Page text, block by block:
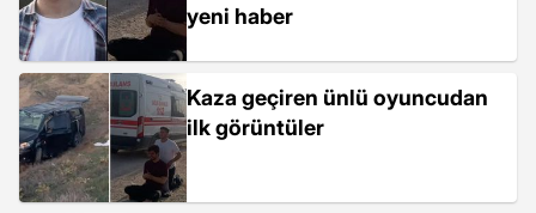
yeni haber
Kaza geçiren ünlü oyuncudan
ilk görüntüler